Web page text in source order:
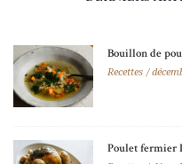
Bouillon de
Recettes
Poulet fermier